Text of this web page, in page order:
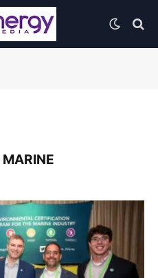
MARINE